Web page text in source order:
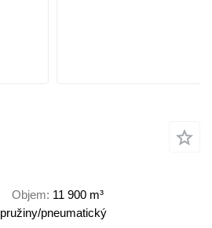
Objem 11 900 m³
pružiny/pneumatický